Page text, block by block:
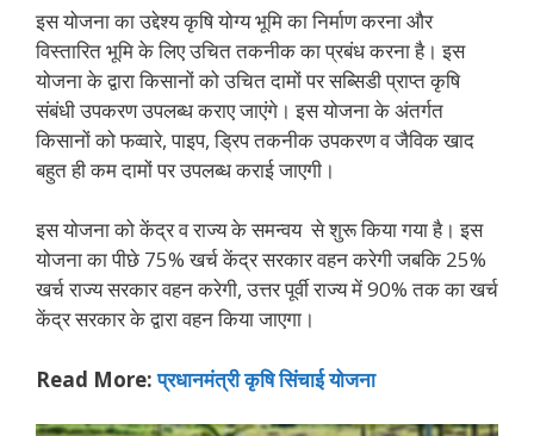
इस योजना का उद्देश्य कृषि योग्य भूमि का निर्माण करना और
विस्तारित भूमि के लिए उचित तकनीक का प्रबंध करना है। इस
योजना के द्वारा किसानों को उचित दामों पर सब्सिडी प्राप्त कृषि
संबंधी उपकरण उपलब्ध कराए जाएंगे। इस योजना के अंतर्गत
किसानों को फव्वारे, पाइप, ड्रिप तकनीक उपकरण व जैविक खाद
बहुत ही कम दामों पर उपलब्ध कराई जाएगी।
इस योजना को केंद्र व राज्य के समन्वय से शुरू किया गया है। इस
योजना का पीछे 75% खर्च केंद्र सरकार वहन करेगी जबकि 25%
खर्च राज्य सरकार वहन करेगी, उत्तर पूर्वी राज्य में 90% तक का खर्च
केंद्र सरकार के द्वारा वहन किया जाएगा।
Read More:प्रधानमंत्री कृषि सिंचाई योजना